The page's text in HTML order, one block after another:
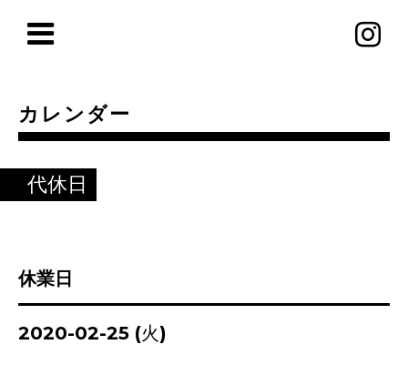
カレンダー
代休日
休業日
2020-02-25 (火)